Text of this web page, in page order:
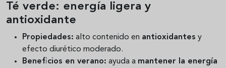
Té verde: energía ligera y
antioxidante
Propiedades: alto contenido en antioxidantes y
efecto diurético moderado.
Beneficios en verano: ayuda a mantener la energía